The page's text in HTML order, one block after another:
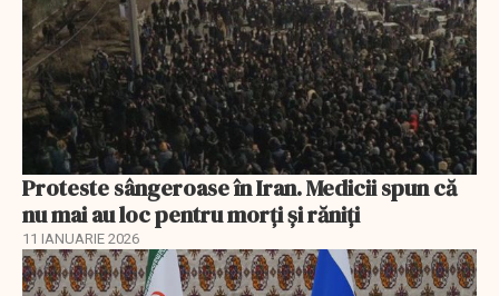
Proteste sângeroase în Iran. Medicii spun că
nu mai au loc pentru morți și răniți
11 IANUARIE 2026